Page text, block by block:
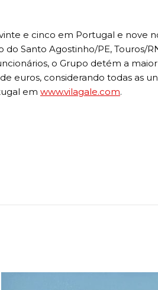
e cinco em Portugal e nove
do Santo Agostinho/PE, Touros/
o Grupo detém a
euros, considerando todas as
em www.vilagale.com.